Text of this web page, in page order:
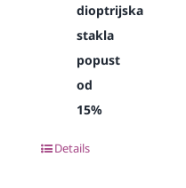
dioptrijska
stakla
popust
od
15%
Details